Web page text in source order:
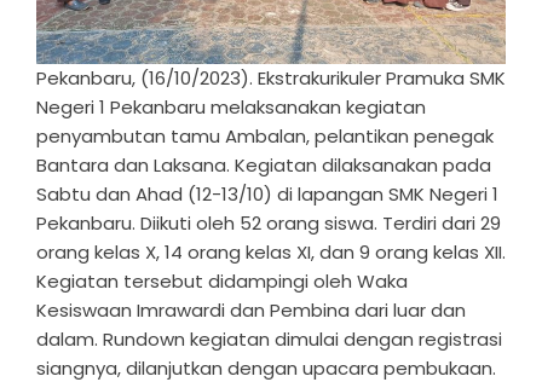
Pekanbaru, (16/10/2023). Ekstrakurikuler Pramuka SMK
Negeri 1 Pekanbaru melaksanakan kegiatan
penyambutan tamu Ambalan, pelantikan penegak
Bantara dan Laksana. Kegiatan dilaksanakan pada
Sabtu dan Ahad (12-13/10) di lapangan SMK Negeri 1
Pekanbaru. Diikuti oleh 52 orang siswa. Terdiri dari 29
orang kelas X, 14 orang kelas XI, dan 9 orang kelas XII.
Kegiatan tersebut didampingi oleh Waka
Kesiswaan Imrawardi dan Pembina dari luar dan
dalam. Rundown kegiatan dimulai dengan registrasi
siangnya, dilanjutkan dengan upacara pembukaan.